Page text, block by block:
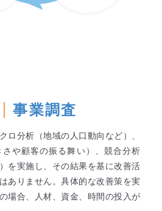
事業調査
ロ分析（地域の人口動向など）、
や顧客の振る舞い）、競合分析
を実施し、その結果を基に改善活
ありません。具体的な改善策を実
場合、人材、資金、時間の投入が